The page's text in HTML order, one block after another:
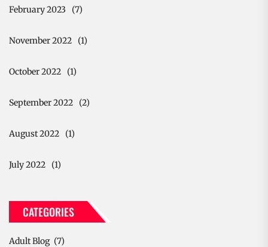
February 2023 (7)
November 2022 (1)
October 2022 (1)
September 2022 (2)
August 2022 (1)
July 2022 (1)
CATEGORIES
Adult Blog (7)